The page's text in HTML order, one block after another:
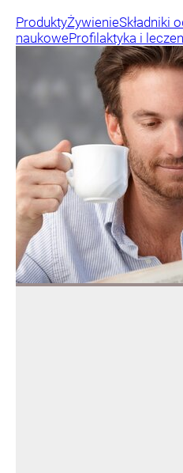
ProduktyŻywienieSkładniki
naukoweProfilaktyka i